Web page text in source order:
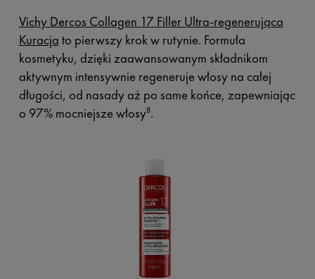
Vichy Dercos Collagen 17 Filler Ultra-regenerująca
Kuracja to pierwszy krok w rutynie. Formuła
kosmetyku, dzięki zaawansowanym składnikom
aktywnym intensywnie regeneruje włosy na całej
długości, od nasady aż po same końce, zapewniając
o 97% mocniejsze włosy8.